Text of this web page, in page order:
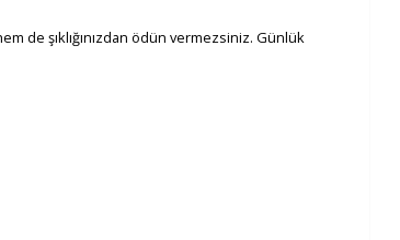
de şıklığınızdan ödün vermezsiniz. Günlük